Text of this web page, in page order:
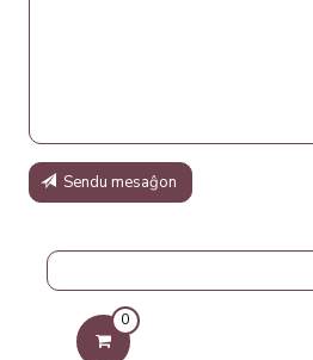
Sendu mesaĝon
0